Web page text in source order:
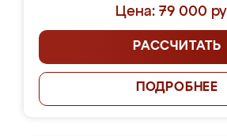
Цена: 79 000
РАССЧИТАТЬ
ПОДРОБНЕЕ